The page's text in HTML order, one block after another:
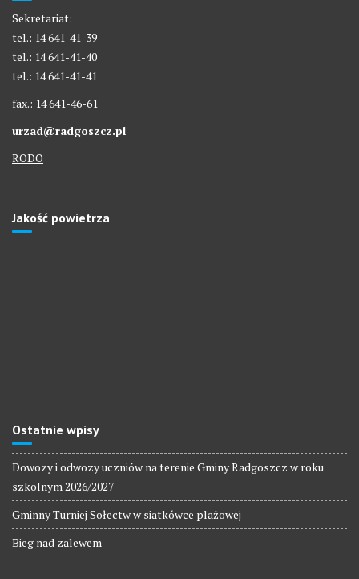
Sekretariat:
tel.: 14 641-41-39
tel.: 14 641-41-40
tel.: 14 641-41-41
fax.: 14 641-46-61
urzad@radgoszcz.pl
RODO
Jakość powietrza
Ostatnie wpisy
Dowozy i odwozy uczniów na terenie Gminy Radgoszcz w roku
szkolnym 2026/2027
Gminny Turniej Sołectw w siatkówce plażowej
Bieg nad zalewem